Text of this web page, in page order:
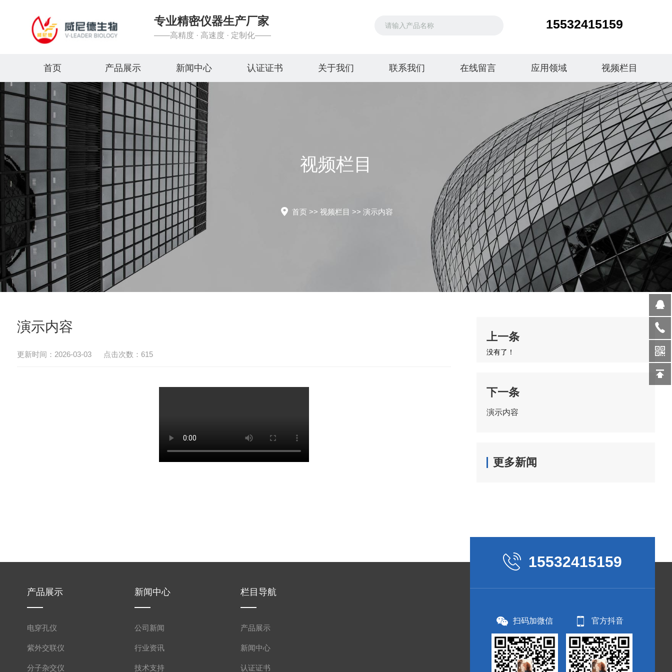
专业精密仪器生产厂家
——高精度 · 高速度 · 定制化——
15532415159
首页 产品展示 新闻中心 认证证书 关于我们 联系我们 在线留言 应用领域 视频栏目
视频栏目
首页 >> 视频栏目 >> 演示内容
演示内容
更新时间：2026-03-03 点击次数：615
上一条
没有了！
下一条
演示内容
更多新闻
产品展示
电穿孔仪
紫外交联仪
分子杂交仪
新闻中心
公司新闻
行业资讯
技术支持
栏目导航
产品展示
新闻中心
认证证书
15532415159
扫码加微信 官方抖音